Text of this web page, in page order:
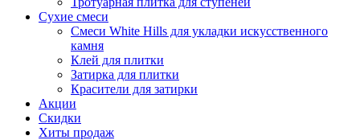
Сухие смеси
Смеси White Hills для укладки искусственного
камня
Клей для плитки
Затирка для плитки
Красители для затирки
Акции
Скидки
Хиты продаж